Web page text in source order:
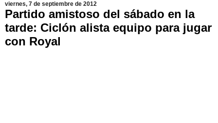
viernes, 7 de septiembre de 2012
Partido amistoso del sábado en la
tarde: Ciclón alista equipo para jugar
con Royal